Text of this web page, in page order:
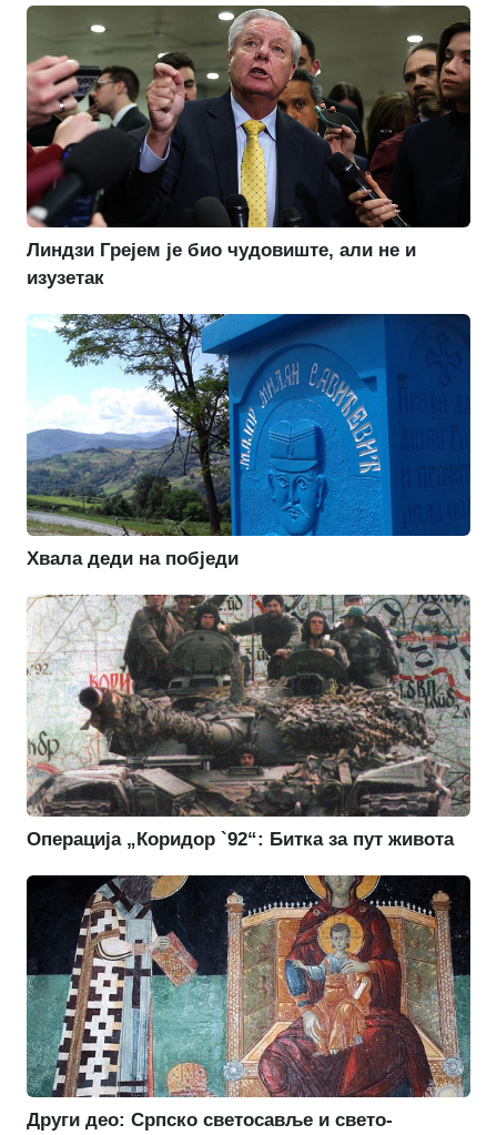
Линдзи Грејем је био чудовиште, али не и
изузетак
Хвала деди на побједи
Операција „Коридор `92“: Битка за пут живота
Други део: Српско светосавље и свето-